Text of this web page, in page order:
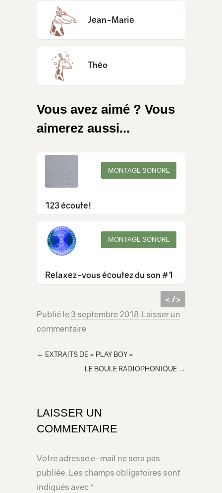
Jean-Marie
Théo
Vous avez aimé ? Vous
aimerez aussi...
MONTAGE SONORE
123 écoute!
MONTAGE SONORE
Relaxez-vous écoutez du son #1
< />
code
dans
Publié le 3 septembre 2018.Laisser un
commentaire
← EXTRAITS DE « PLAY BOY »
LE BOULE RADIOPHONIQUE →
LAISSER UN
COMMENTAIRE
Votre adresse e-mail ne sera pas
publiée. Les champs obligatoires sont
indiqués avec *